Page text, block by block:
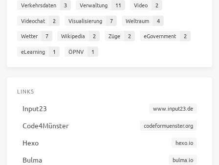
Verkehrsdaten
3 Verwaltung 11 Video
2
Videochat
2 Visualisierung 7 Weltraum
4
Wetter
7 Wikipedia 2 Züge 2 eGovernment
2
eLearning
1 ÖPNV 1
LINKS
Input23 www.input23.de
Code4Münster codeformuenster.org
Hexo hexo.io
Bulma bulma.io